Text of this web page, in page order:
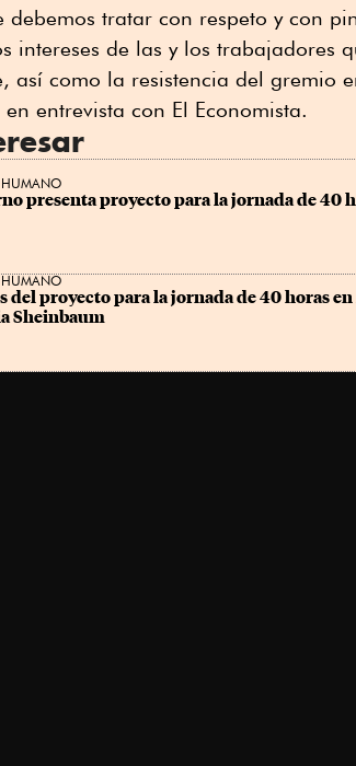
debemos tratar con respeto y con
intereses de las y los trabajadores
así como la resistencia del gremio
entrevista con El Economista.
HUMANO
presenta proyecto para la jornada de 40
HUMANO
del proyecto para la jornada de 40 horas
Sheinbaum